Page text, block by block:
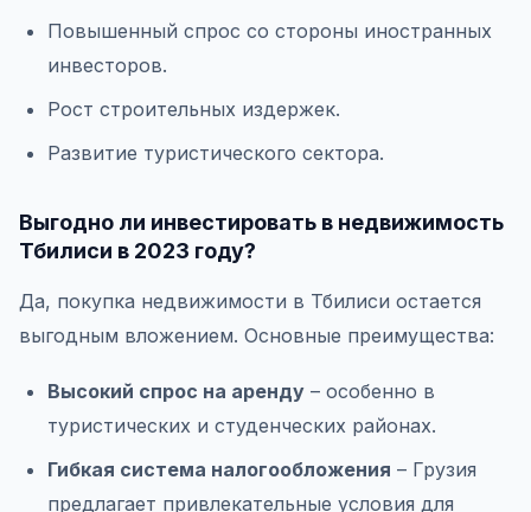
Повышенный спрос со стороны иностранных
инвесторов.
Рост строительных издержек.
Развитие туристического сектора.
Выгодно ли инвестировать в недвижимость
Тбилиси в 2023 году?
Да, покупка недвижимости в Тбилиси остается
выгодным вложением. Основные преимущества:
Высокий спрос на аренду – особенно в
туристических и студенческих районах.
Гибкая система налогообложения – Грузия
предлагает привлекательные условия для